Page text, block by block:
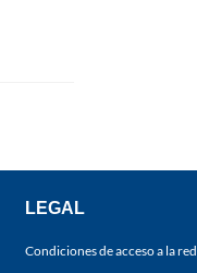
LEGAL
Condiciones de acceso a la red